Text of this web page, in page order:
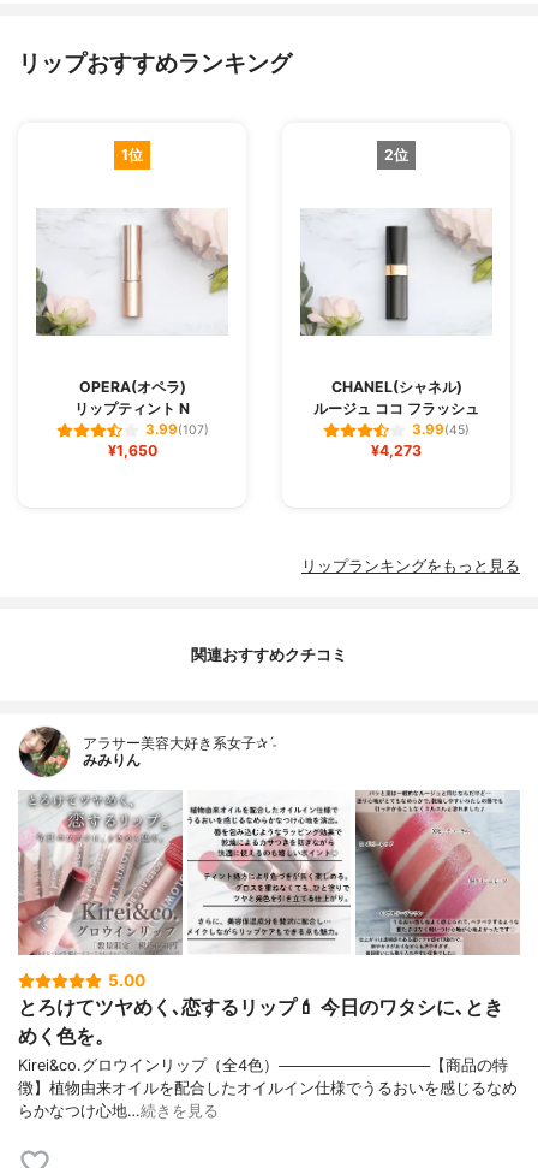
リップおすすめランキング
1位
OPERA(オペラ)
リップティント N
3.99(107)
¥1,650
2位
CHANEL(シャネル)
ルージュ ココ フラッシュ
3.99(45)
¥4,273
リップランキングをもっと見る
関連おすすめクチコミ
アラサー美容大好き系女子✰ˊ˗
みみりん
5.00
とろけてツヤめく､恋するリップ💄 今日のワタシに､とき
めく色を。
Kirei&co.グロウインリップ（全4色）──────────────【商品の特
徴】植物由来オイルを配合したオイルイン仕様でうるおいを感じるなめ
らかなつけ心地…続きを見る